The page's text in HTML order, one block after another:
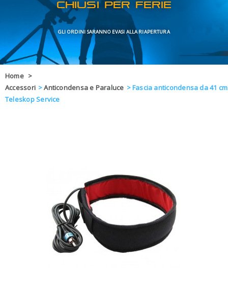
LEARN & FUN
MARCHI
OFFERTE
BLOG
Home >
Accessori >Anticondensa e Paraluce >Fascia anticondensa da 41 cm
Teleskop Service